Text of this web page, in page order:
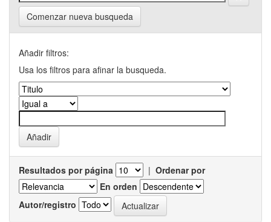
Comenzar nueva busqueda
Añadir filtros:
Usa los filtros para afinar la busqueda.
Resultados por página | Ordenar por
En orden
Autor/registro